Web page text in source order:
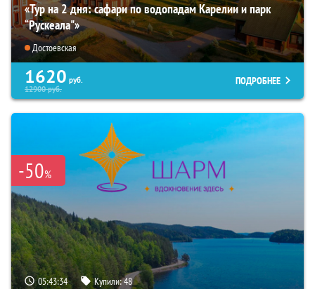
«Тур на 2 дня: сафари по водопадам Карелии и парк
“Рускеала"»
Достоевская
1620 руб.
12900руб.
ПОДРОБНЕЕ
-50%
05:43:32 Купили:48